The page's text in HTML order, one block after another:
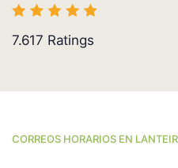
7.617 Ratings
CORREOS HORARIOS EN